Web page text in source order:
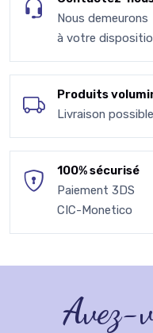
Nous demeurons
à votre
Produits
Livraison
100% sécurisé
Paiement 3DS
CIC-Monetico
Avez-